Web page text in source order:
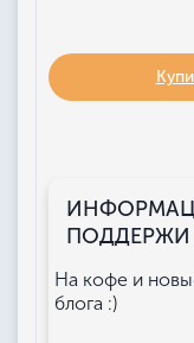
ПОДДЕРЖИ
На кофе и
блога :)